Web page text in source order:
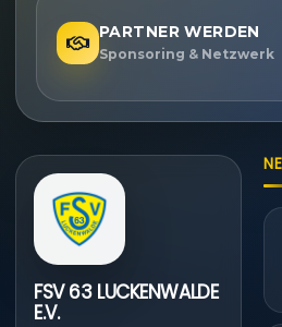
PARTNER WERDEN
Sponsoring & Netzwerk
FSV 63 LUCKENWALDE
E.V.